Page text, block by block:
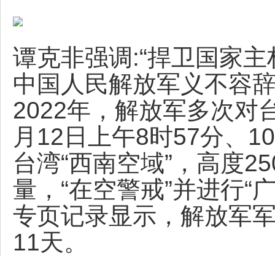
谭克非强调:“捍卫国家主
中国人民解放军义不容
2022年，解放军多次对
月12日上午8时57分、
台湾“西南空域”，高度
量，“在空警戒”并进行“
专页记录显示，解放军
11天。